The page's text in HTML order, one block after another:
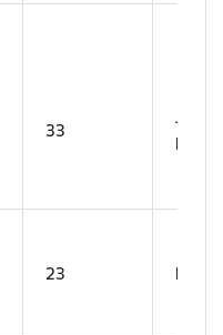
33
23 Linda